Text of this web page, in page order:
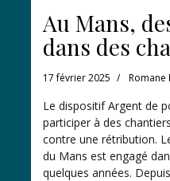
Au Mans,
dans des
17 février 2025 Romane
Le dispositif Argent de
participer à des
contre une rétribution.
du Mans est engagé
quelques années.